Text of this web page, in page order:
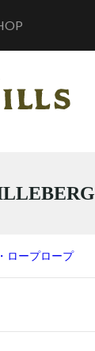
ロープロープ